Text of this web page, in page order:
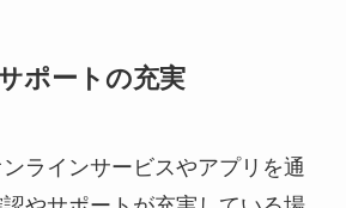
ポートの充実
ラインサービスやアプリを通